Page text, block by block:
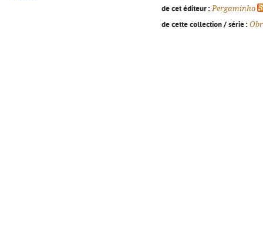
de cet éditeur : Pergaminho
de cette collection / série :